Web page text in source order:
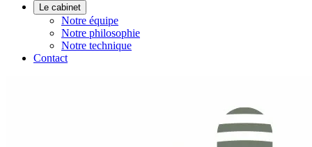
Le cabinet
Notre équipe
Notre philosophie
Notre technique
Contact